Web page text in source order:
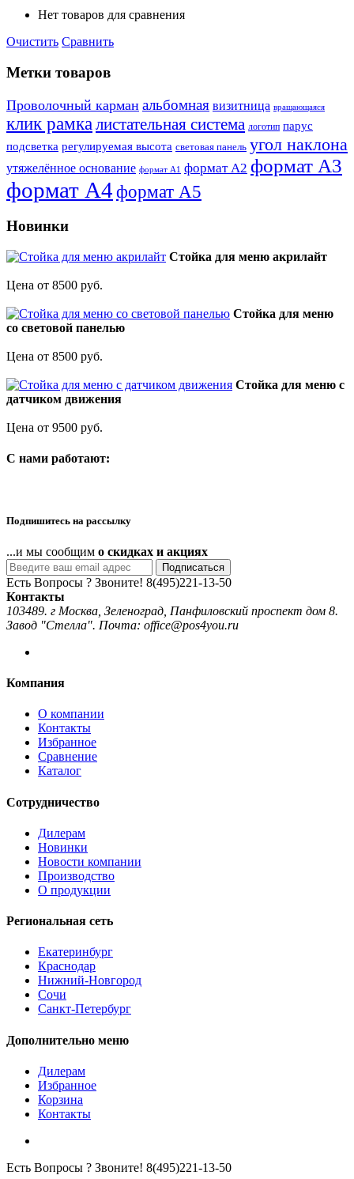
Нет товаров для сравнения
Очистить Сравнить
Метки товаров
Проволочный карман альбомная визитница вращающаяся
клик рамка листательная система логотип парус
подсветка регулируемая высота световая панель угол наклона
утяжелённое основание формат А1 формат А2 формат А3
формат А4 формат А5
Новинки
Стойка для меню акрилайт
Цена от 8500 руб.
Стойка для меню
со световой панелью
Цена от 8500 руб.
Стойка для меню с
датчиком движения
Цена от 9500 руб.
C нами работают:
Подпишитесь на рассылку
...и мы сообщим о скидках и акциях
Подписаться
Есть Вопросы ? Звоните! 8(495)221-13-50
Контакты
103489. г Москва, Зеленоград, Панфиловский проспект дом 8.
Завод "Стелла". Почта: office@pos4you.ru
Компания
О компании
Контакты
Избранное
Сравнение
Каталог
Сотрудничество
Дилерам
Новинки
Новости компании
Производство
О продукции
Региональная сеть
Екатеринбург
Краснодар
Нижний-Новгород
Сочи
Санкт-Петербург
Дополнительно меню
Дилерам
Избранное
Корзина
Контакты
Есть Вопросы ? Звоните! 8(495)221-13-50